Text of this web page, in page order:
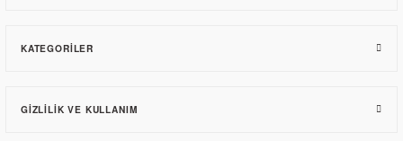
KATEGORILER
GIZLILIK VE KULLANIM